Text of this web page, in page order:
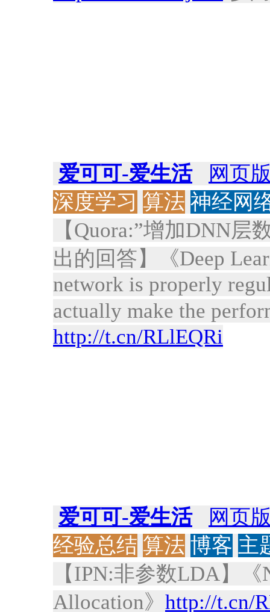
爱可可-爱生活
网页
深度学习 算法 神经网
【Quora:”增加DNN层
出的回答】《Deep
network is properly
actually make the
http://t.cn/RLlEQRi
爱可可-爱生活
网页
经验总结 算法 博客 主
【IPN:非参数LDA】
Allocation》 http://t.cn/